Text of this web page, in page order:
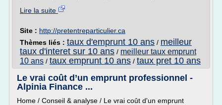
Lire la suite
Site : http://pretentreparticulier.ca
Thèmes liés : taux d'emprunt 10 ans / meilleur
taux d'interet sur 10 ans / meilleur taux emprunt
10 ans / taux emprunt 10 ans / taux pret 10 ans
Le vrai coût d’un emprunt professionnel -
Alpinia Finance ...
Home / Conseil & analyse / Le vrai coût d'un emprunt